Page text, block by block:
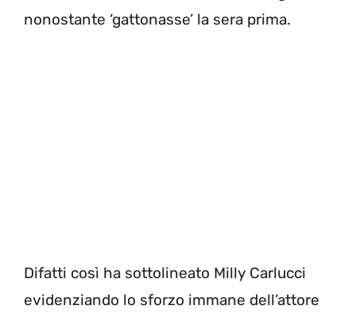
nonostante ‘gattonasse’ la sera prima.
Difatti così ha sottolineato Milly Carlucci
evidenziando lo sforzo immane dell’attore